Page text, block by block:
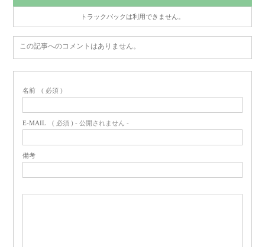
トラックバックは利用できません。
この記事へのコメントはありません。
名前 ( 必須 )
E-MAIL ( 必須 ) - 公開されません -
備考